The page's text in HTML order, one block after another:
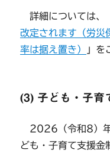
詳細については、
改定されます（労災
率は据え置き）
」を
(3) 子ども・子育
2026（令和8）年
ども・子育て支援金